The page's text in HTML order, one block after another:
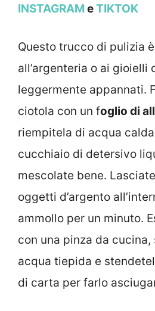
INSTAGRAMeTIKTOK
Questo trucco di pulizia
all’argenteria o ai gioielli
leggermente appannati.
ciotola con un foglio di
riempitela di acqua
cucchiaio di detersivo
mescolate bene.
oggetti d’argento
ammollo per un minuto.
con una pinza da
acqua tiepida e
di carta per farlo